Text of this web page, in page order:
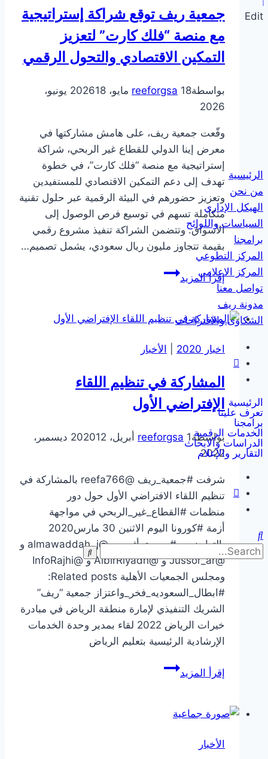
Edit
الرئيسية
من نحن
الهيكل الإداري
السياسات واللوائح
برامجنا
المركز التطوعي
المركز الاعلامي
تواصل معنا
مدونة ريف
الشكاوى والاقتراحات
الرئيسية
تعرف علينا
برامجنا
الخدمات الرقمية
الدراسات والابحاث
التقارير والإعلام
تدشين
الخطة
الاستراتيجية
2022
2024
تنمية
المجتمعات
الريفية
–
ريف
جمعية ريف توقع شراكة إستراتيجية
مع منصة “فلك كارت” لتعزيز
التمكين الاقتصادي والتحول الرقمي
بواسطة reeforgsa 18 مايو، 2026
18 يونيو،
2026
وقّعت جمعية ريف، على هامش مشاركتها في
معرض إينا الدولي للقطاع غير الربحي، شراكة
إستراتيجية مع منصة “فلك كارت”، في خطوة
تهدف إلى دعم التمكين الاقتصادي للمستفيدين
وتعزيز حضورهم في البيئة الرقمية عبر حلول تقنية
متكاملة تسهم في توسيع فرص الوصول إلى
الأسواق. وتتضمن الشراكة تنفيذ مشروع رقمي
بقيمة تتجاوز مليون ريال سعودي، يشمل تصميم…
إقرأ المزيدجمعية
شراكة
مع
“فلك
كارت”
التمكين
الرقمي
اخبار 2020 الأخبار
المشاركة في تنظيم اللقاء
الإفتراضي الأول
بواسطة reeforgsa 1 أبريل، 2020
12 ديسمبر،
2022
شرفت #جمعية_ريف @reefa766 بالمشاركة في
تنظيم اللقاء الافتراضي الأول حول دور
منظمات #القطاع_غير_الربحي في مواجهة
أزمة #كورونا اليوم الاثنين 30 مارس2020
بالتعاون مع #جمعية_أثر و @almawaddah_j و
@Jussor_ar و @AlbirRiyadh و @InfoRajhi
ومجلس الجمعيات الأهلية Related posts:
#ابطال_السعوديه_فخر_واعتزاز جمعية “ريف”
الشريك التنفيذي لإمارة منطقة الرياض في مبادرة
خيرات الرياض 2022 لقاء بمدير وحدة الخدمات
الإرشادية الرئيسية بتعليم الرياض
إقرأ المزيدالمشاركة
اللقاء
الأخبار